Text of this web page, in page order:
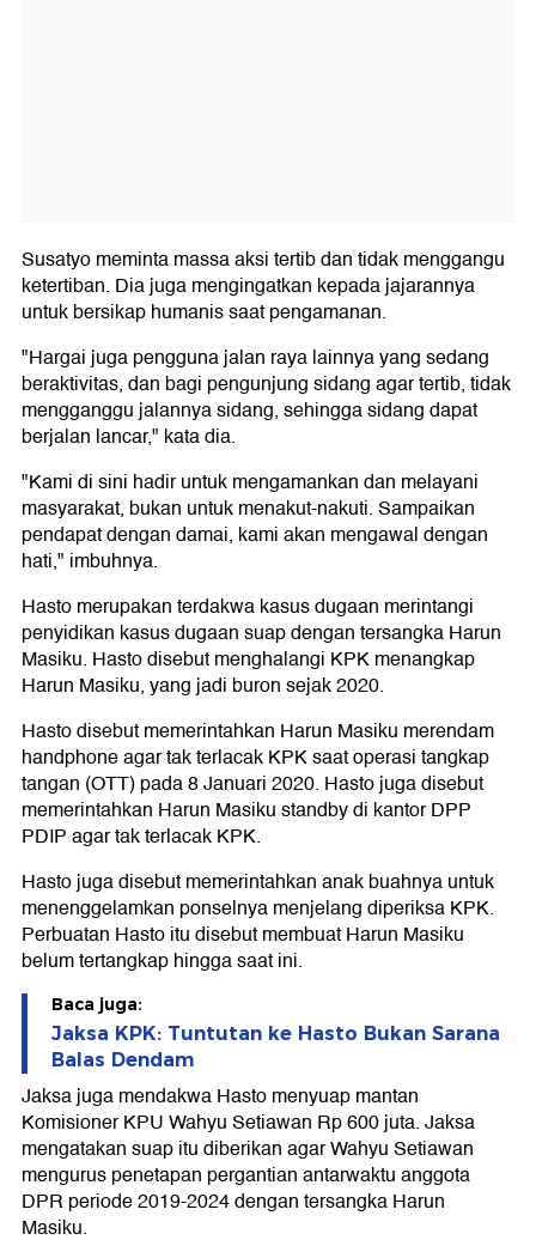
Susatyo meminta massa aksi tertib dan tidak menggangu
ketertiban. Dia juga mengingatkan kepada jajarannya
untuk bersikap humanis saat pengamanan.
"Hargai juga pengguna jalan raya lainnya yang sedang
beraktivitas, dan bagi pengunjung sidang agar tertib, tidak
mengganggu jalannya sidang, sehingga sidang dapat
berjalan lancar," kata dia.
"Kami di sini hadir untuk mengamankan dan melayani
masyarakat, bukan untuk menakut-nakuti. Sampaikan
pendapat dengan damai, kami akan mengawal dengan
hati," imbuhnya.
Hasto merupakan terdakwa kasus dugaan merintangi
penyidikan kasus dugaan suap dengan tersangka Harun
Masiku. Hasto disebut menghalangi KPK menangkap
Harun Masiku, yang jadi buron sejak 2020.
Hasto disebut memerintahkan Harun Masiku merendam
handphone agar tak terlacak KPK saat operasi tangkap
tangan (OTT) pada 8 Januari 2020. Hasto juga disebut
memerintahkan Harun Masiku standby di kantor DPP
PDIP agar tak terlacak KPK.
Hasto juga disebut memerintahkan anak buahnya untuk
menenggelamkan ponselnya menjelang diperiksa KPK.
Perbuatan Hasto itu disebut membuat Harun Masiku
belum tertangkap hingga saat ini.
Baca juga:
Jaksa KPK: Tuntutan ke Hasto Bukan Sarana
Balas Dendam
Jaksa juga mendakwa Hasto menyuap mantan
Komisioner KPU Wahyu Setiawan Rp 600 juta. Jaksa
mengatakan suap itu diberikan agar Wahyu Setiawan
mengurus penetapan pergantian antarwaktu anggota
DPR periode 2019-2024 dengan tersangka Harun
Masiku.